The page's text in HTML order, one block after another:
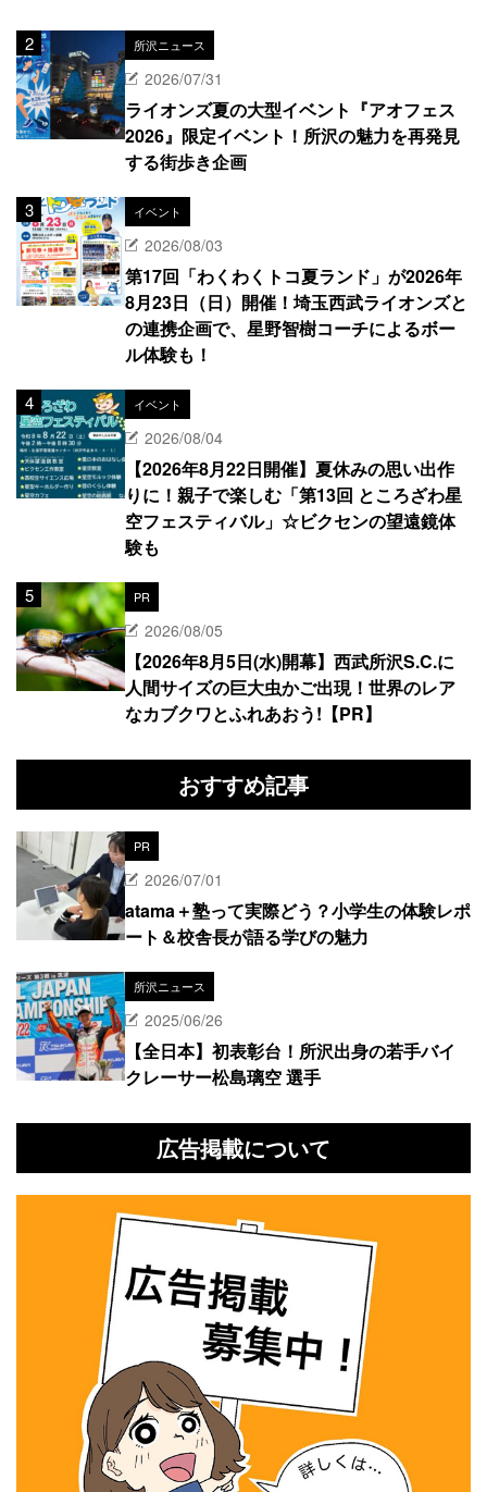
所沢ニュース
2026/07/31
ライオンズ夏の大型イベント『アオフェス
2026』限定イベント！所沢の魅力を再発見
する街歩き企画
イベント
2026/08/03
第17回「わくわくトコ夏ランド」が2026年
8月23日（日）開催！埼玉西武ライオンズと
の連携企画で、星野智樹コーチによるボー
ル体験も！
イベント
2026/08/04
【2026年8月22日開催】夏休みの思い出作
りに！親子で楽しむ「第13回 ところざわ星
空フェスティバル」☆ビクセンの望遠鏡体
験も
PR
2026/08/05
【2026年8月5日(水)開幕】西武所沢S.C.に
人間サイズの巨大虫かご出現！世界のレア
なカブクワとふれあおう!【PR】
おすすめ記事
PR
2026/07/01
atama＋塾って実際どう？小学生の体験レポ
ート＆校舎長が語る学びの魅力
所沢ニュース
2025/06/26
【全日本】初表彰台！所沢出身の若手バイ
クレーサー松島璃空 選手
広告掲載について